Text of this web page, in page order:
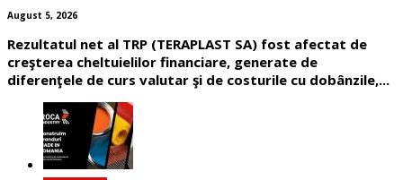
August 5, 2026
Rezultatul net al TRP (TERAPLAST SA) fost afectat de
creşterea cheltuielilor financiare, generate de
diferenţele de curs valutar şi de costurile cu dobânzile,...